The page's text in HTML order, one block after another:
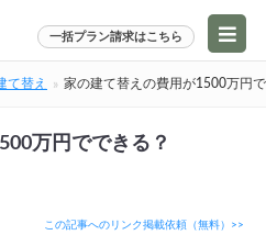
一括プラン請求はこちら
て替え 家の建て替えの費用が1500万円
万円でできる？
この記事へのリンク掲載依頼（無料）>>